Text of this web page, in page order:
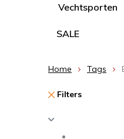
Vechtsporten
SALE
Home Tags
Filters